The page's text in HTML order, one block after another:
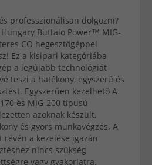
professzionálisan dolgozni?
Hungary Buffalo Power™ MIG-
CO hegesztőgéppel
Ez a kisipari kategóriába
a legújabb technológiát
teszi a hatékony, egyszerű és
Egyszerűen kezelhető A
és MIG-200 típusú
azoknak készült,
és gyors munkavégzés. A
a kezelése igazán
nincs szükség
vagy gyakorlatra.